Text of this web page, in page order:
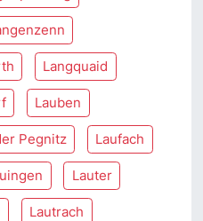
Langquaid
Lauben
Pegnitz Laufach
Lauter
Lautrach